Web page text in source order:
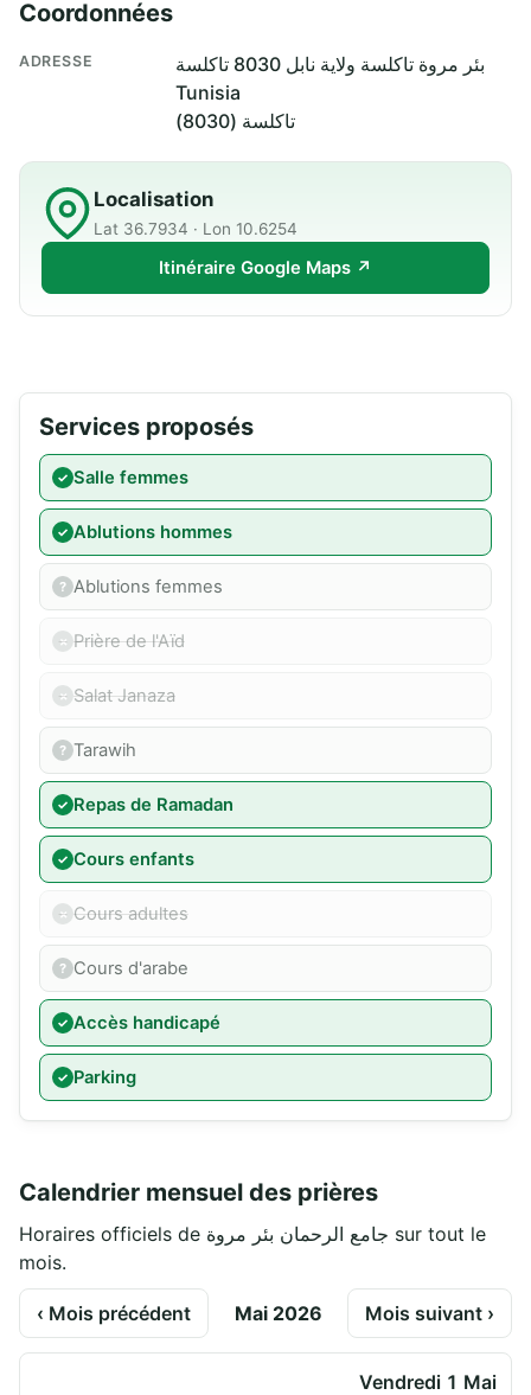
Coordonnées
ADRESSE
بئر مروة تاكلسة ولاية نابل 8030 تاكلسة
Tunisia
تاكلسة (8030)
Localisation
Lat 36.7934 · Lon 10.6254
Itinéraire Google Maps ↗
Services proposés
Salle femmes
Ablutions hommes
Ablutions femmes
Prière de l'Aïd
Salat Janaza
Tarawih
Repas de Ramadan
Cours enfants
Cours adultes
Cours d'arabe
Accès handicapé
Parking
Calendrier mensuel des prières
Horaires officiels de جامع الرحمان بئر مروة sur tout le
mois.
‹ Mois précédent Mai 2026 Mois suivant ›
Vendredi 1 Mai